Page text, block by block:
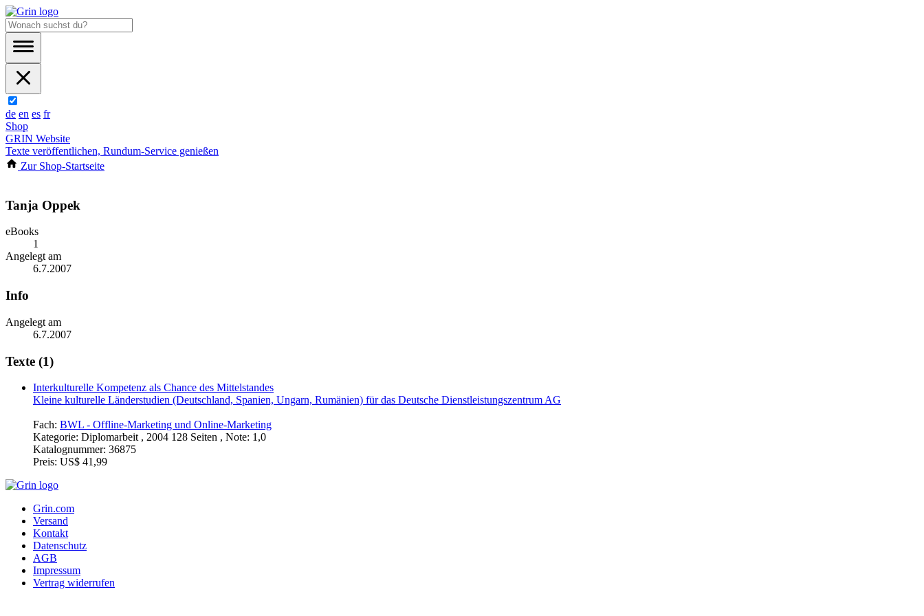
de en es fr
Shop
GRIN Website
Texte veröffentlichen, Rundum-Service genießen
Zur Shop-Startseite
Tanja Oppek
eBooks
1
Angelegt am
6.7.2007
Info
Angelegt am
6.7.2007
Texte (1)
Interkulturelle Kompetenz als Chance des Mittelstandes
Kleine kulturelle Länderstudien (Deutschland, Spanien, Ungarn, Rumänien) für das Deutsche Dienstleistungszentrum AG
Fach: BWL - Offline-Marketing und Online-Marketing
Kategorie: Diplomarbeit , 2004 128 Seiten , Note: 1,0
Katalognummer: 36875
Preis: US$ 41,99
Grin.com
Versand
Kontakt
Datenschutz
AGB
Impressum
Vertrag widerrufen